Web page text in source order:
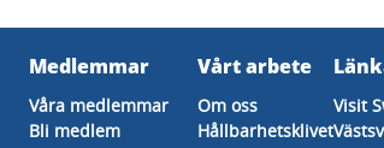
Medlemmar
Våra medlemmar
Bli medlem
Vårt arbete
Om oss
Hållbarhetsklivet
Visit